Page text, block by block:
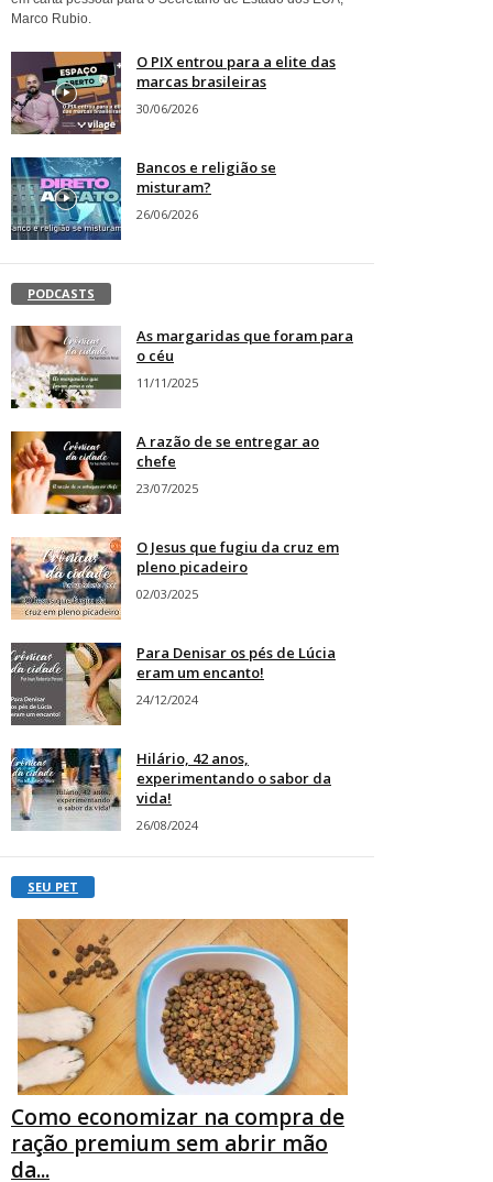
Marco Rubio.
O PIX entrou para a elite das
marcas brasileiras
30/06/2026
Bancos e religião se
misturam?
26/06/2026
PODCASTS
As margaridas que foram para
o céu
11/11/2025
A razão de se entregar ao
chefe
23/07/2025
O Jesus que fugiu da cruz em
pleno picadeiro
02/03/2025
Para Denisar os pés de Lúcia
eram um encanto!
24/12/2024
Hilário, 42 anos,
experimentando o sabor da
vida!
26/08/2024
SEU PET
Como economizar na compra de
ração premium sem abrir mão
da...